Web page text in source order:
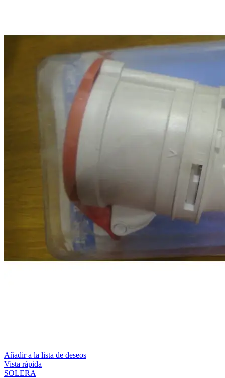
Añadir a la lista de deseos
Vista rápida
SOLERA